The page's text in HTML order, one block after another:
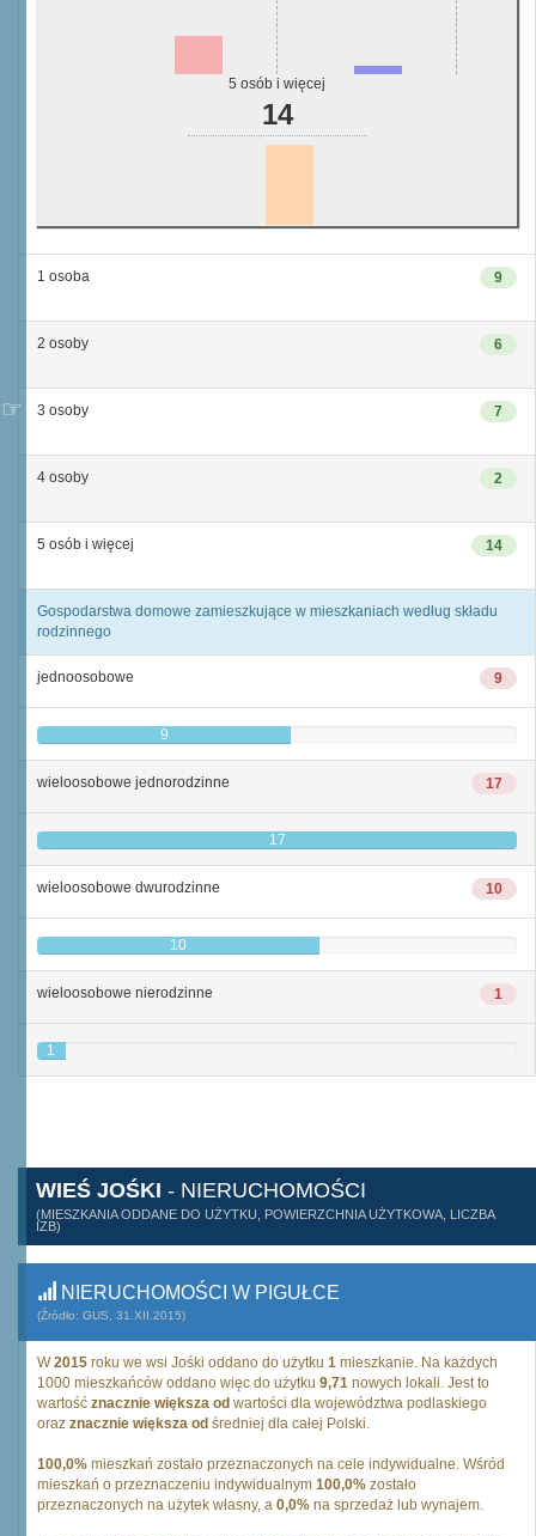
5 osób i więcej
14
9
1 osoba
6
2 osoby
7
3 osoby
2
4 osoby
14
5 osób i więcej
Gospodarstwa domowe zamieszkujące w mieszkaniach według składu
rodzinnego
9
jednoosobowe
9
17
wieloosobowe jednorodzinne
17
10
wieloosobowe dwurodzinne
10
1
wieloosobowe nierodzinne
1
WIEŚ JOŚKI - NIERUCHOMOŚCI
(MIESZKANIA ODDANE DO UŻYTKU, POWIERZCHNIA UŻYTKOWA, LICZBA
IZB)
NIERUCHOMOŚCI W PIGUŁCE
(Źródło: GUS, 31.XII.2015)
W2015 roku we wsi Jośki oddano do użytku 1 mieszkanie. Na każdych
1000 mieszkańców oddano więc do użytku 9,71 nowych lokali. Jest to
wartość znacznie większa od wartości dla województwa podlaskiego
oraz znacznie większa od średniej dla całej Polski.
100,0% mieszkań zostało przeznaczonych na cele indywidualne. Wśród
mieszkań o przeznaczeniu indywidualnym 100,0% zostało
przeznaczonych na użytek własny, a 0,0% na sprzedaż lub wynajem.